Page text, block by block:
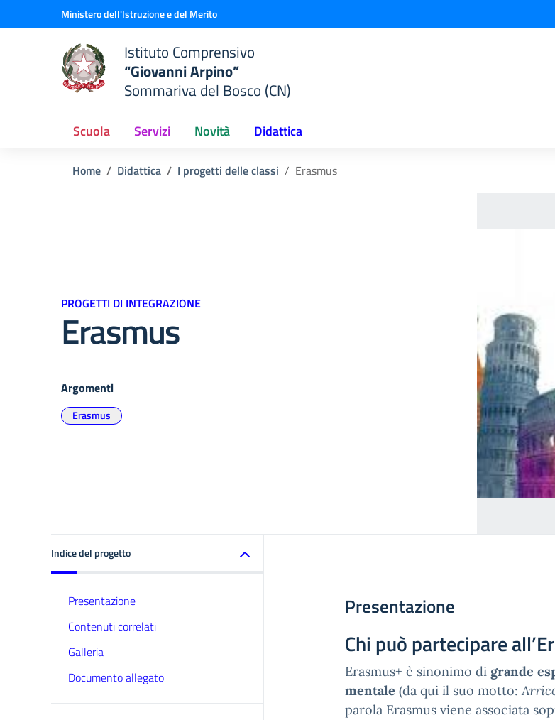
Vai ai contenuti
Vai al menu di navigazioneMinistero dell'Istruzione e del Merito
Istituto Comprensivo
“Giovanni Arpino”
Sommariva del Bosco (CN)
Scuola Servizi Novità Didattica
Home Didattica I progetti delle classi Erasmus
PROGETTI DI INTEGRAZIONE
Erasmus
Argomenti
Erasmus
Indice del progetto
Presentazione
Contenuti correlati
Galleria
Documento allegato
Presentazione
Chi può partecipare
Erasmus+ è sinonimo di grande
mentale (da qui il suo motto:
parola Erasmus viene associata